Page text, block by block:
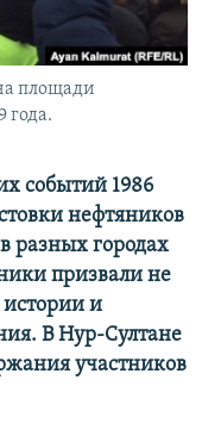
площади
года.
событий 1986
нефтяников
разных городах
призвали не
истории и
В Нур-Султане
участников